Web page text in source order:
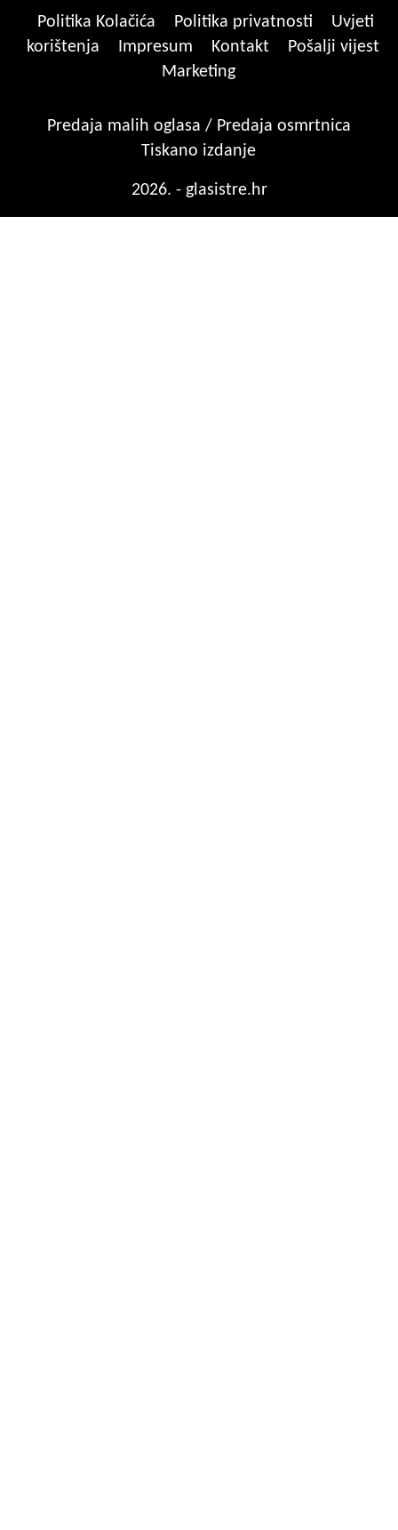
Politika Kolačića Politika privatnosti
Uvjeti
korištenja
Impresum Kontakt
Pošalji vijest
Marketing
Predaja malih oglasa / Predaja osmrtnica
Tiskano izdanje
2026. - glasistre.hr